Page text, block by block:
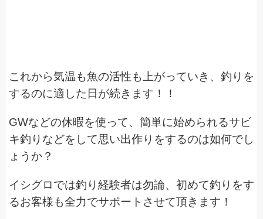
これから気温も魚の活性も上がっていき、釣りを
するのに適した日が続きます！！
GWなどの休暇を使って、簡単に始められるサビ
キ釣りなどをして思い出作りをするのは如何でし
ょうか？
イシグロでは釣り経験者は勿論、初めて釣りをす
るお客様も全力でサポートさせて頂きます！